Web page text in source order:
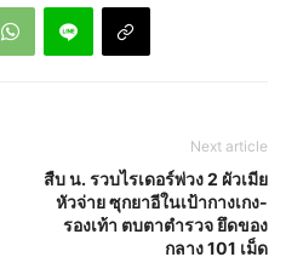
Next article
สืบ น. รวบไรเดอร์พ่วง 2 ผัวเมีย
หัวจ่าย ซุกยาอีในเป้ากางเกง-
รองเท้า ตบตาตำรวจ ยึดของ
กลาง 101 เม็ด